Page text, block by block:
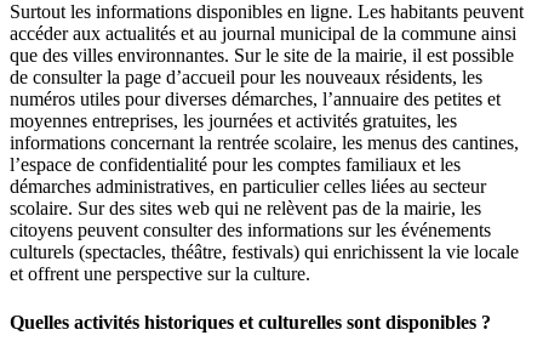
Surtout les informations disponibles en ligne. Les habitants peuvent
accéder aux actualités et au journal municipal de la commune ainsi
que des villes environnantes. Sur le site de la mairie, il est possible
de consulter la page d’accueil pour les nouveaux résidents, les
numéros utiles pour diverses démarches, l’annuaire des petites et
moyennes entreprises, les journées et activités gratuites, les
informations concernant la rentrée scolaire, les menus des cantines,
l’espace de confidentialité pour les comptes familiaux et les
démarches administratives, en particulier celles liées au secteur
scolaire. Sur des sites web qui ne relèvent pas de la mairie, les
citoyens peuvent consulter des informations sur les événements
culturels (spectacles, théâtre, festivals) qui enrichissent la vie locale
et offrent une perspective sur la culture.
Quelles activités historiques et culturelles sont disponibles ?